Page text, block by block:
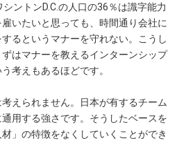
ントンD.C.の人口の36％は識字能力
いたいと思っても、時間通り会社に
るというマナーを守れない。こうし
はマナーを教えるインターンシップ
考えもあるほどです。
えられません。日本が有するチーム
用する強さです。そうしたベースを
」の特徴をなくしていくことができ